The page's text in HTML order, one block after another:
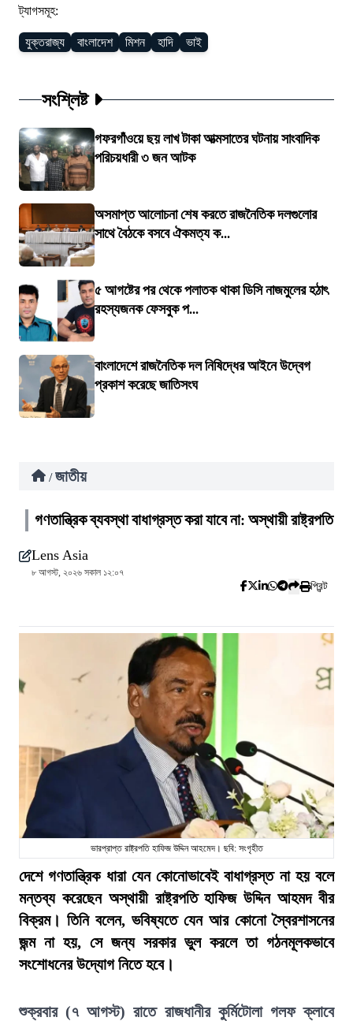
ট্যাগসমূহ:
যুক্তরাজ্য বাংলাদেশ মিশন হাদি ভাই
সংশ্লিষ্ট
গফরগাঁওয়ে ছয় লাখ টাকা আত্মসাতের ঘটনায় সাংবাদিক
পরিচয়ধারী ৩ জন আটক
অসমাপ্ত আলোচনা শেষ করতে রাজনৈতিক দলগুলোর
সাথে বৈঠকে বসবে ঐকমত্য ক...
৫ আগষ্টের পর থেকে পলাতক থাকা ডিসি নাজমুলের হঠাৎ
রহস্যজনক ফেসবুক প...
বাংলাদেশে রাজনৈতিক দল নিষিদ্ধের আইনে উদ্বেগ
প্রকাশ করেছে জাতিসংঘ
/ জাতীয়
গণতান্ত্রিক ব্যবস্থা বাধাগ্রস্ত করা যাবে না: অস্থায়ী রাষ্ট্রপতি
Lens Asia
৮ আগস্ট, ২০২৬ সকাল ১২:০৭
প্রিন্ট
ভারপ্রাপ্ত রাষ্ট্রপতি হাফিজ উদ্দিন আহমেদ। ছবি: সংগৃহীত
দেশে গণতান্ত্রিক ধারা যেন কোনোভাবেই বাধাগ্রস্ত না হয় বলে
মন্তব্য করেছেন অস্থায়ী রাষ্ট্রপতি হাফিজ উদ্দিন আহমদ বীর
বিক্রম। তিনি বলেন, ভবিষ্যতে যেন আর কোনো স্বৈরশাসনের
জন্ম না হয়, সে জন্য সরকার ভুল করলে তা গঠনমূলকভাবে
সংশোধনের উদ্যোগ নিতে হবে।
শুক্রবার (৭ আগস্ট) রাতে রাজধানীর কুর্মিটোলা গলফ ক্লাবে